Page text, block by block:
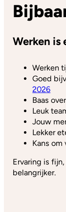
Werken is
Werken
Goed
2026
Baas
Leuk
Jouw
Lekker
Kans om
Ervaring is
belangrijker.